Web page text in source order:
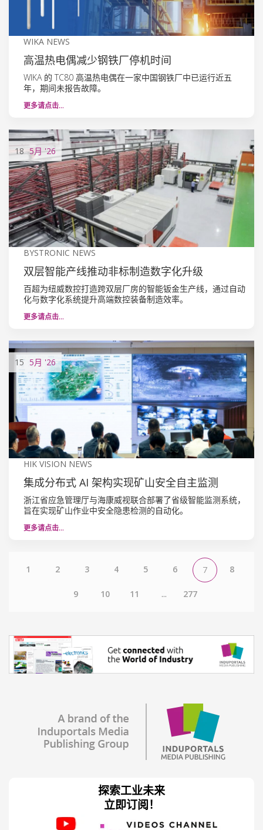
WIKA NEWS
高温热电偶减少钢铁厂停机时间
WIKA 的 TC80 高温热电偶在一家中国钢铁厂中已运行近五
年，期间未报告故障。
更多请点击…
18 5月'26
BYSTRONIC NEWS
双层智能产线推动非标制造数字化升级
百超为纽威数控打造跨双层厂房的智能钣金生产线，通过自动
化与数字化系统提升高端数控装备制造效率。
更多请点击…
15 5月 '26
HIK VISION NEWS
集成分布式 AI 架构实现矿山安全自主监测
浙江省应急管理厅与海康威视联合部署了省级智能监测系统，
旨在实现矿山作业中安全隐患检测的自动化。
更多请点击…
1 2 3 4 5 6 7 8
9 10 11 ... 277
探索工业未来
立即订阅！